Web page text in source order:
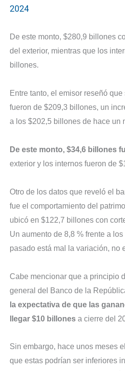
2024
De este monto, $280,9 billones
del exterior, mientras que los
billones.
Entre tanto, el emisor reseñó
fueron de $209,3 billones, un
a los $202,5 billones de hace un
De este monto, $34,6 billones
exterior y los internos fueron de
Otro de los datos que reveló el
fue el comportamiento del
ubicó en $122,7 billones con
Un aumento de 8,8 % frente a
pasado está mal la variación, no
Cabe mencionar que a principio
general del Banco de la
la expectativa de que las
llegar $10 billones a cierre del
Sin embargo, hace unos meses
que estas podrían ser inferiores